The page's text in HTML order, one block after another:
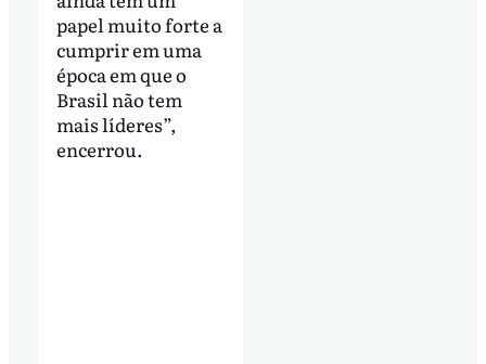
papel muito forte a
cumprir em uma
época em que o
Brasil não tem
mais líderes”,
encerrou.